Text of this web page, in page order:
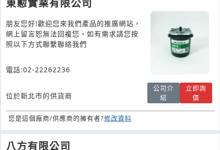
朋友您好!歡迎您來我們產品的推廣網站，
網上留言恕無法回複您，如有需求請您按
照以下方式聯繫聯絡我們
電話:02-22262236
位於新北市的供貨商
公司介
紹
立即詢
價
您是這個廠商/供應商的擁有者?修改資料
八方有限公司